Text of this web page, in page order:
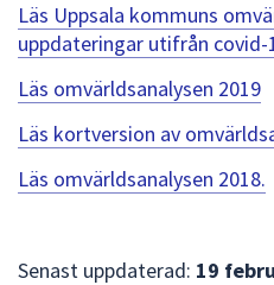
Läs Uppsala kommuns
uppdateringar utifrån covid-
Läs omvärldsanalysen 2019
Läs kortversion av
Läs omvärldsanalysen 2018.
Senast uppdaterad: 19